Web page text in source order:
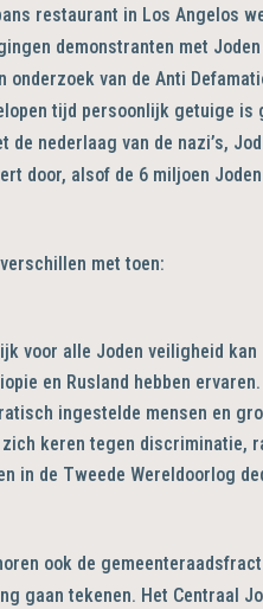
restaurant in Los Angelos
demonstranten met
van de Anti
tijd persoonlijk getuige is
de nederlaag van de nazi’s,
door, alsof de 6 miljoen
met toen:
voor alle Joden veiligheid
en Rusland hebben ervaren.
ingestelde mensen en
keren tegen discriminatie,
in de Tweede Wereldoorlog
ook de
gaan tekenen. Het Centraal